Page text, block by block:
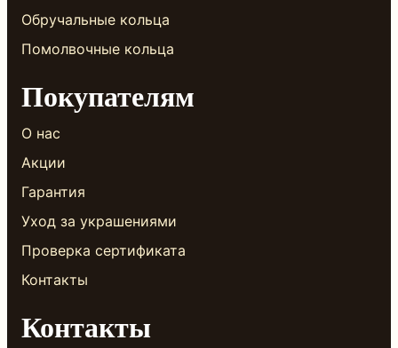
Обручальные кольца
Помолвочные кольца
Покупателям
О нас
Акции
Гарантия
Уход за украшениями
Проверка сертификата
Контакты
Контакты